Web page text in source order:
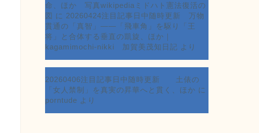
命、ほか 写真wikipediaミドハト憲法復活の
図 に 20260424注目記事日中随時更新 万物
貫通の「真智」――「飛車角」を駆り「王
将」と合体する垂直の凱旋、ほか｜
kagamimochi-nikki 加賀美茂知日記 より
20260406注目記事日中随時更新 土俵の
「女人禁制」を真実の昇華へと貫く、ほか に
porntude より